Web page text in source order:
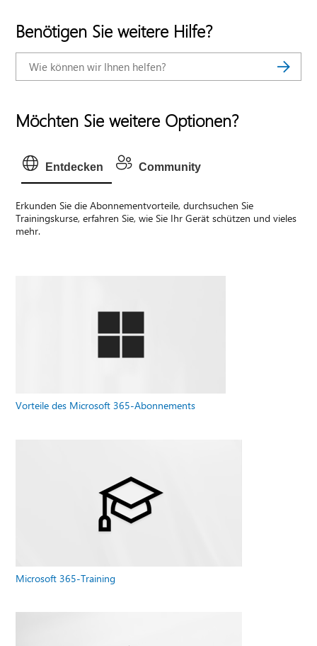
Benötigen Sie weitere Hilfe?
Möchten Sie weitere Optionen?
Entdecken Community
Erkunden Sie die Abonnementvorteile, durchsuchen Sie
Trainingskurse, erfahren Sie, wie Sie Ihr Gerät schützen und vieles
mehr.
Vorteile des Microsoft 365-Abonnements
Microsoft 365-Training